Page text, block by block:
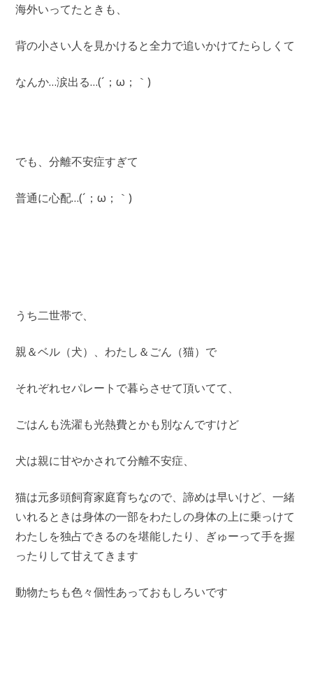
海外いってたときも、
背の小さい人を見かけると全力で追いかけてたらしくて
なんか…涙出る…(´；ω；｀)
でも、分離不安症すぎて
普通に心配…(´；ω；｀)
うち二世帯で、
親＆ベル（犬）、わたし＆ごん（猫）で
それぞれセパレートで暮らさせて頂いてて、
ごはんも洗濯も光熱費とかも別なんですけど
犬は親に甘やかされて分離不安症、
猫は元多頭飼育家庭育ちなので、諦めは早いけど、一緒
いれるときは身体の一部をわたしの身体の上に乗っけて
わたしを独占できるのを堪能したり、ぎゅーって手を握
ったりして甘えてきます
動物たちも色々個性あっておもしろいです